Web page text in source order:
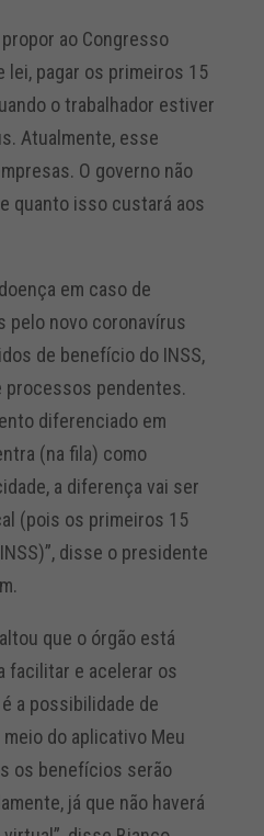
ao Congresso
lei, pagar os primeiros 15
o trabalhador estiver
Atualmente, esse
O governo não
quanto isso custará aos
em caso de
pelo novo coronavírus
de benefício do INSS,
processos pendentes.
diferenciado em
(na fila) como
a diferença vai ser
(pois os primeiros 15
disse o presidente
que o órgão está
facilitar e acelerar os
a possibilidade de
do aplicativo Meu
os benefícios serão
já que não haverá